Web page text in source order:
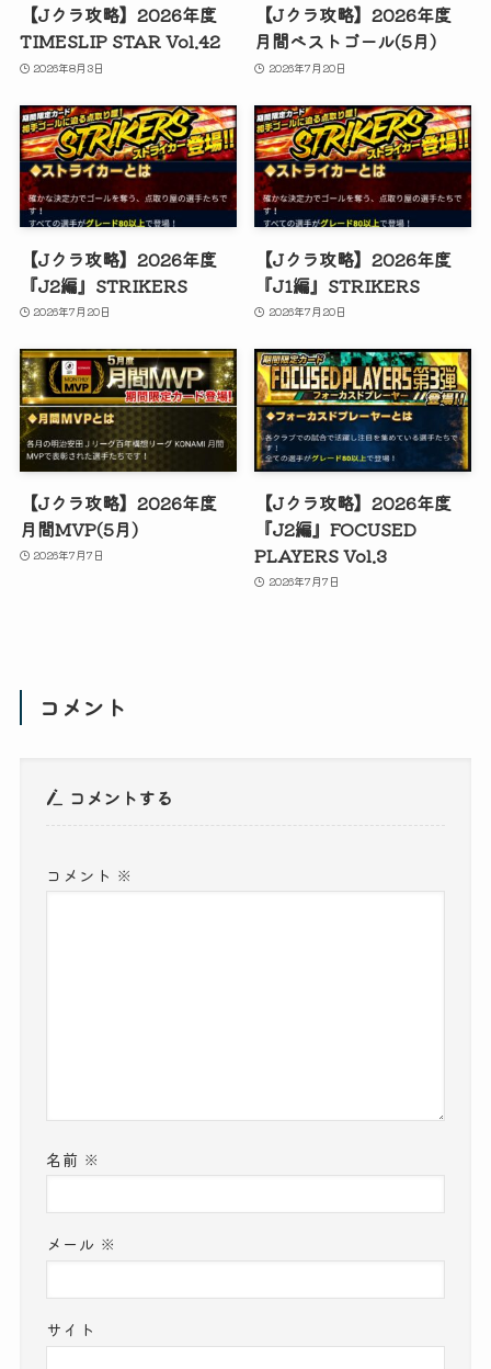
【Jクラ攻略】2026年度
TIMESLIP STAR Vol.42
2026年8月3日
【Jクラ攻略】2026年度
月間ベストゴール(5月)
2026年7月20日
【Jクラ攻略】2026年度
『J2編』STRIKERS
2026年7月20日
【Jクラ攻略】2026年度
『J1編』STRIKERS
2026年7月20日
【Jクラ攻略】2026年度
月間MVP(5月)
2026年7月7日
【Jクラ攻略】2026年度
『J2編』FOCUSED
PLAYERS Vol.3
2026年7月7日
コメント
コメントする
コメント ※
名前 ※
メール ※
サイト